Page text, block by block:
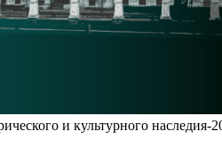
и культурного наследия-